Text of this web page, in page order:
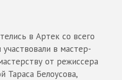
в Артек со всего
в мастер-
от режиссера
Тараса Белоусова,